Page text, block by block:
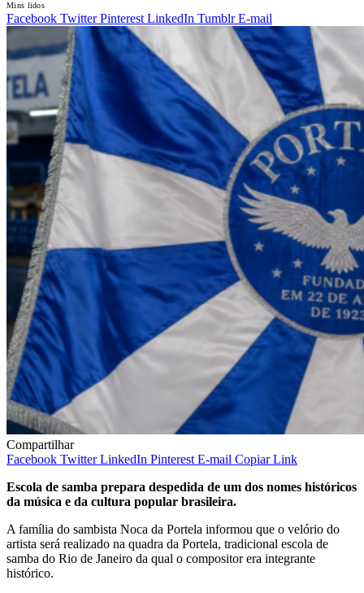
Mins lidos
Facebook Twitter Pinterest LinkedIn Tumblr E-mail
Compartilhar
Facebook Twitter LinkedIn Pinterest E-mail Copiar Link
Escola de samba prepara despedida de um dos nomes históricos
da música e da cultura popular brasileira.
A família do sambista Noca da Portela informou que o velório do
artista será realizado na quadra da Portela, tradicional escola de
samba do Rio de Janeiro da qual o compositor era integrante
histórico.